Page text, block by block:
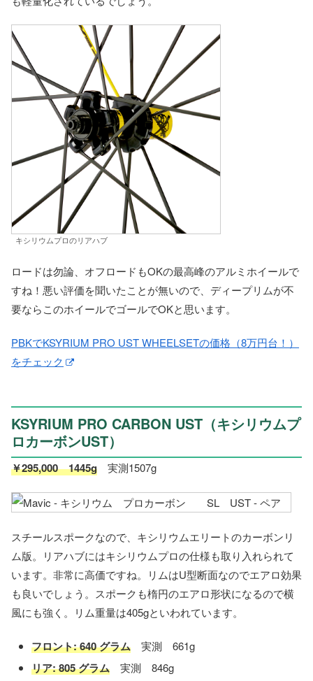
キシリウムプロのリアハブ
ロードは勿論、オフロードもOKの最高峰のアルミホイールで
すね！悪い評価を聞いたことが無いので、ディープリムが不
要ならこのホイールでゴールでOKと思います。
PBKでKSYRIUM PRO UST WHEELSETの価格（8万円台！）
をチェック
KSYRIUM PRO CARBON UST（キシリウムプ
ロカーボンUST）
￥295,000 1445g 実測1507g
スチールスポークなので、キシリウムエリートのカーボンリ
ム版。リアハブにはキシリウムプロの仕様も取り入れられて
います。非常に高価ですね。リムはU型断面なのでエアロ効果
も良いでしょう。スポークも楕円のエアロ形状になるので横
風にも強く。リム重量は405gといわれています。
フロント: 640 グラム 実測 661g
リア: 805 グラム 実測 846g